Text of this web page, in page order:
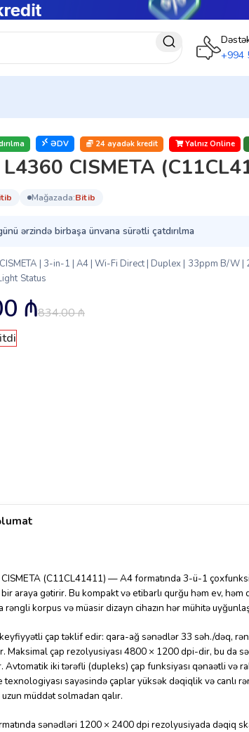
+994
ƏDV 24 ayadək kredit Yalnız Online
CISMETA
bi̇ti̇b mağazada: bi̇ti̇b
ərzində birbaşa ünvana sürətli çatdırılma
| 3-in-1 | A4 | Wi-Fi Direct | Duplex | 33ppm B/W
Status
834.00₼
₼
(C11CL41411) — A4 formatında 3-ü-1
bir araya gətirir. Bu kompakt və etibarlı qurğu həm ev,
rəngli korpus və müasir dizayn cihazın hər mühitə
çap təklif edir: qara-ağ sənədlər 33 səh./dəq,
Maksimal çap rezolyusiyası 4800 × 1200 dpi-dir, bu da
Avtomatik iki tərəfli (dupleks) çap funksiyası qənaətli və
sayəsində çaplar yüksək dəqiqlik və canlı
müddət solmadan qalır.
sənədləri 1200 × 2400 dpi rezolyusiyada dəqiq